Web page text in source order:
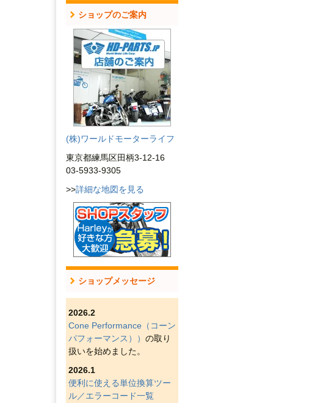
ショップのご案内
(株)ワールドモーターライフ
東京都練馬区田柄3-12-16
03-5933-9305
>>詳細な地図を見る
ショップメッセージ
2026.2
Cone Performance（コーン
パフォーマンス）） の取り
扱いを始めました。
2026.1
便利に使える単位換算ツー
ル／エラーコード一覧